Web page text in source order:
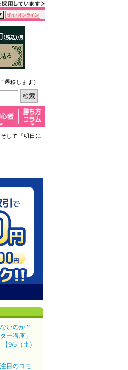
遷移します）
して『明日に
いのか？
ー講座」
9/5（土）
目のコモ